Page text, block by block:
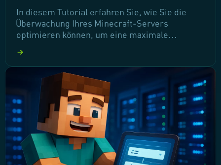
In diesem Tutorial erfahren Sie, wie Sie die
Überwachung Ihres Minecraft-Servers
optimieren können, um eine maximale
Wir stellen Ihnen unser leistungsstarkes
Serverüberwachungssystem vor, das Ihnen
hilft, Probleme frühzeitig zu erkennen und die
Stabilität Ihres Servers zu erhöhen. Lesen Sie
weiter, um zu erfahren, wie Sie die besten
Ergebnisse für Ihr Spielerlebnis erzielen
können.